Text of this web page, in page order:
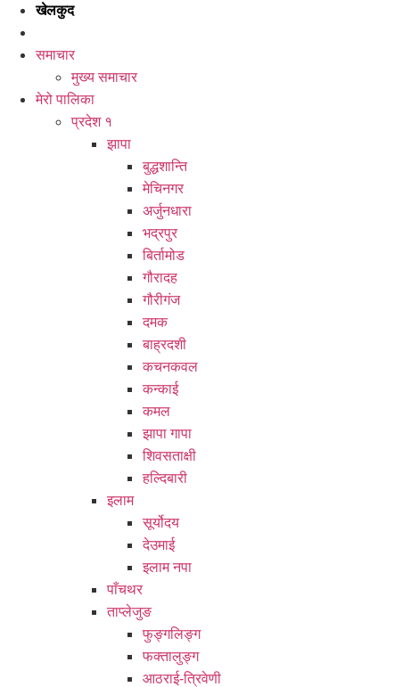
खेलकुद
समाचार
मुख्य समाचार
मेरो पालिका
प्रदेश १
झापा
बुद्धशान्ति
मेचिनगर
अर्जुनधारा
भद्रपुर
बिर्तामोड
गौरादह
गौरीगंज
दमक
बाह्रदशी
कचनकवल
कन्काई
कमल
झापा गापा
शिवसताक्षी
हल्दिबारी
इलाम
सूर्योदय
देउमाई
इलाम नपा
पाँचथर
ताप्लेजुङ
फुङ्गलिङ्ग
फक्तालुङ्ग
आठराई-त्रिवेणी